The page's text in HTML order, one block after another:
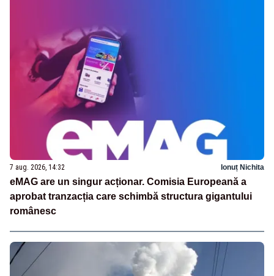
7 aug. 2026, 14:32 Ionuț Nichita
eMAG are un singur acționar. Comisia Europeană a
aprobat tranzacția care schimbă structura gigantului
românesc